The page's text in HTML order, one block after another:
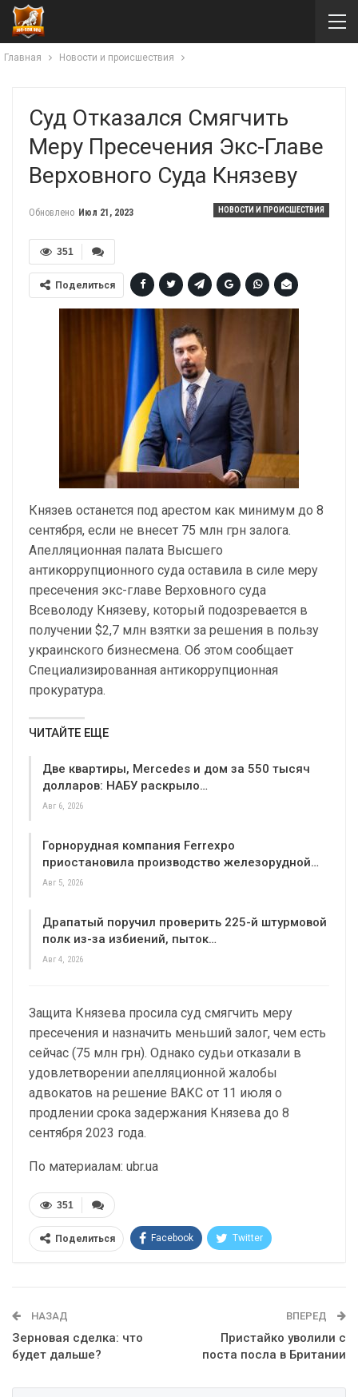
Главная Новости и происшествия
Суд Отказался Смягчить
Меру Пресечения Экс-Главе
Верховного Суда Князеву
НОВОСТИ И ПРОИСШЕСТВИЯ
Обновлено Июл 21, 2023
351
Поделиться
Князев останется под арестом как минимум до 8
сентября, если не внесет 75 млн грн залога.
Апелляционная палата Высшего
антикоррупционного суда оставила в силе меру
пресечения экс-главе Верховного суда
Всеволоду Князеву, который подозревается в
получении $2,7 млн взятки за решения в пользу
украинского бизнесмена. Об этом сообщает
Специализированная антикоррупционная
прокуратура.
ЧИТАЙТЕ ЕЩЕ
Две квартиры, Mercedes и дом за 550 тысяч
долларов: НАБУ раскрыло…
Авг 6, 2026
Горнорудная компания Ferrexpo
приостановила производство железорудной…
Авг 5, 2026
Драпатый поручил проверить 225-й штурмовой
полк из-за избиений, пыток…
Авг 4, 2026
Защита Князева просила суд смягчить меру
пресечения и назначить меньший залог, чем есть
сейчас (75 млн грн). Однако судьи отказали в
удовлетворении апелляционной жалобы
адвокатов на решение ВАКС от 11 июля о
продлении срока задержания Князева до 8
сентября 2023 года.
По материалам: ubr.ua
351
Поделиться Facebook Twitter
НАЗАД
Зерновая сделка: что
будет дальше?
ВПЕРЕД
Пристайко уволили с
поста посла в Британии